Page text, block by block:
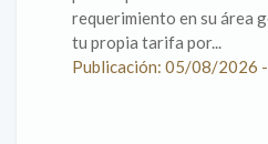
requerimiento en su área
tu propia tarifa por...
Publicación: 05/08/2026